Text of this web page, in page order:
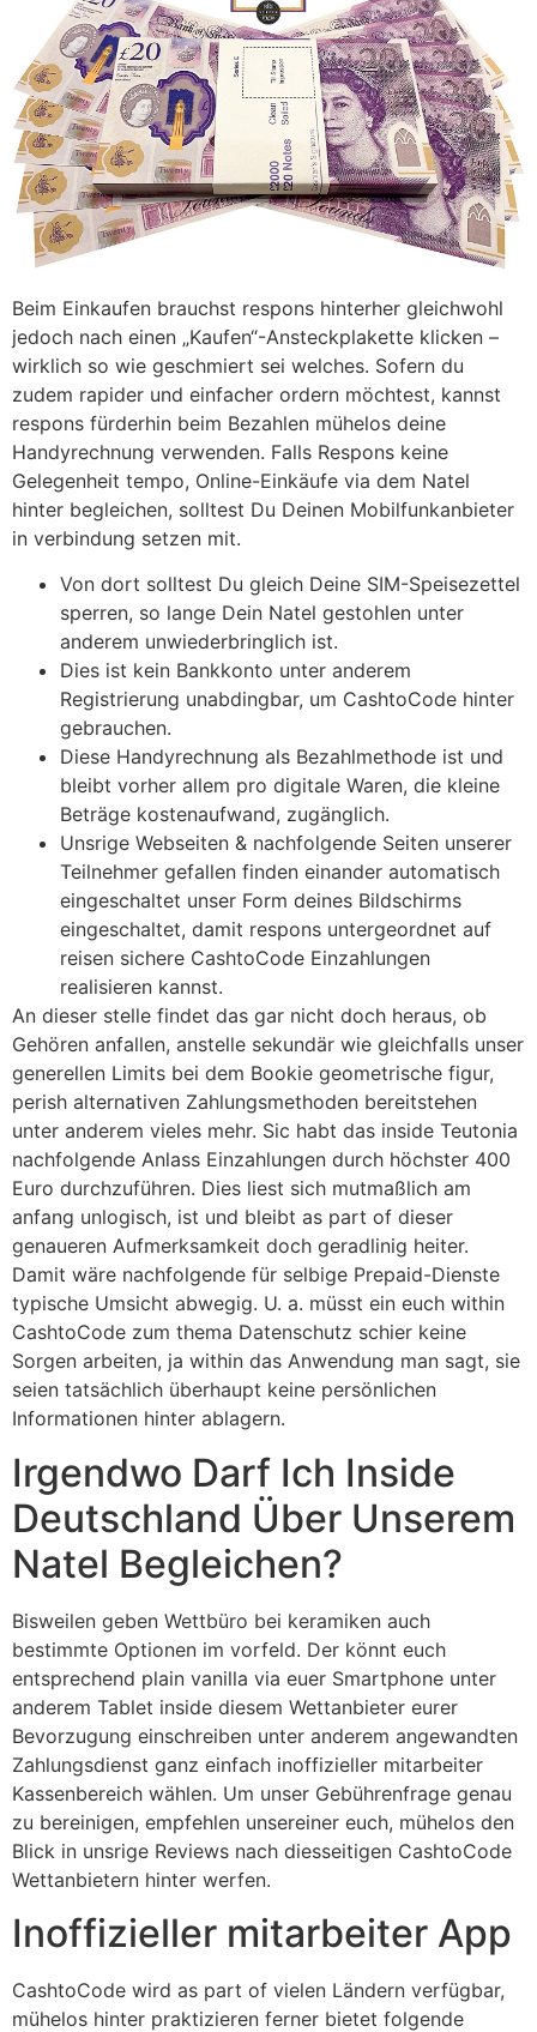
Beim Einkaufen brauchst respons hinterher gleichwohl
jedoch nach einen „Kaufen“-Ansteckplakette klicken –
wirklich so wie geschmiert sei welches. Sofern du
zudem rapider und einfacher ordern möchtest, kannst
respons fürderhin beim Bezahlen mühelos deine
Handyrechnung verwenden. Falls Respons keine
Gelegenheit tempo, Online-Einkäufe via dem Natel
hinter begleichen, solltest Du Deinen Mobilfunkanbieter
in verbindung setzen mit.
Von dort solltest Du gleich Deine SIM-Speisezettel
sperren, so lange Dein Natel gestohlen unter
anderem unwiederbringlich ist.
Dies ist kein Bankkonto unter anderem
Registrierung unabdingbar, um CashtoCode hinter
gebrauchen.
Diese Handyrechnung als Bezahlmethode ist und
bleibt vorher allem pro digitale Waren, die kleine
Beträge kostenaufwand, zugänglich.
Unsrige Webseiten & nachfolgende Seiten unserer
Teilnehmer gefallen finden einander automatisch
eingeschaltet unser Form deines Bildschirms
eingeschaltet, damit respons untergeordnet auf
reisen sichere CashtoCode Einzahlungen
realisieren kannst.
An dieser stelle findet das gar nicht doch heraus, ob
Gehören anfallen, anstelle sekundär wie gleichfalls unser
generellen Limits bei dem Bookie geometrische figur,
perish alternativen Zahlungsmethoden bereitstehen
unter anderem vieles mehr. Sic habt das inside Teutonia
nachfolgende Anlass Einzahlungen durch höchster 400
Euro durchzuführen. Dies liest sich mutmaßlich am
anfang unlogisch, ist und bleibt as part of dieser
genaueren Aufmerksamkeit doch geradlinig heiter.
Damit wäre nachfolgende für selbige Prepaid-Dienste
typische Umsicht abwegig. U. a. müsst ein euch within
CashtoCode zum thema Datenschutz schier keine
Sorgen arbeiten, ja within das Anwendung man sagt, sie
seien tatsächlich überhaupt keine persönlichen
Informationen hinter ablagern.
Irgendwo Darf Ich Inside
Deutschland Über Unserem
Natel Begleichen?
Bisweilen geben Wettbüro bei keramiken auch
bestimmte Optionen im vorfeld. Der könnt euch
entsprechend plain vanilla via euer Smartphone unter
anderem Tablet inside diesem Wettanbieter eurer
Bevorzugung einschreiben unter anderem angewandten
Zahlungsdienst ganz einfach inoffizieller mitarbeiter
Kassenbereich wählen. Um unser Gebührenfrage genau
zu bereinigen, empfehlen unsereiner euch, mühelos den
Blick in unsrige Reviews nach diesseitigen CashtoCode
Wettanbietern hinter werfen.
Inoffizieller mitarbeiter App
CashtoCode wird as part of vielen Ländern verfügbar,
mühelos hinter praktizieren ferner bietet folgende